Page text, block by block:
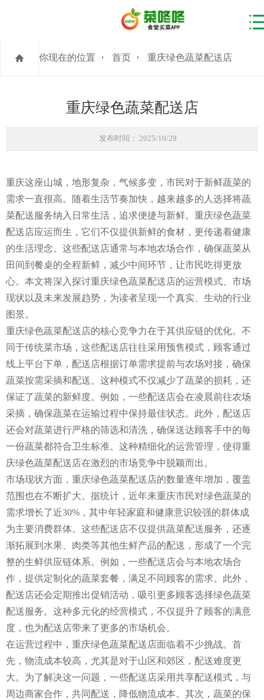
你现在的位置 首页 重庆绿色蔬菜配送店
重庆绿色蔬菜配送店
发布时间： 2025/10/29
重庆这座山城，地形复杂，气候多变，市民对于新鲜蔬菜的
需求一直很高。随着生活节奏加快，越来越多的人选择将蔬
菜配送服务纳入日常生活，追求便捷与新鲜。重庆绿色蔬菜
配送店应运而生，它们不仅提供新鲜的食材，更传递着健康
的生活理念。这些配送店通常与本地农场合作，确保蔬菜从
田间到餐桌的全程新鲜，减少中间环节，让市民吃得更放
心。本文将深入探讨重庆绿色蔬菜配送店的运营模式、市场
现状以及未来发展趋势，为读者呈现一个真实、生动的行业
图景。
重庆绿色蔬菜配送店的核心竞争力在于其供应链的优化。不
同于传统菜市场，这些配送店往往采用预售模式，顾客通过
线上平台下单，配送店根据订单需求提前与农场对接，确保
蔬菜按需采摘和配送。这种模式不仅减少了蔬菜的损耗，还
保证了蔬菜的新鲜度。例如，一些配送店会在凌晨前往农场
采摘，确保蔬菜在运输过程中保持最佳状态。此外，配送店
还会对蔬菜进行严格的筛选和清洗，确保送达顾客手中的每
一份蔬菜都符合卫生标准。这种精细化的运营管理，使得重
庆绿色蔬菜配送店在激烈的市场竞争中脱颖而出。
市场现状方面，重庆绿色蔬菜配送店的数量逐年增加，覆盖
范围也在不断扩大。据统计，近年来重庆市民对绿色蔬菜的
需求增长了近30%，其中年轻家庭和健康意识较强的群体成
为主要消费群体。这些配送店不仅提供蔬菜配送服务，还逐
渐拓展到水果、肉类等其他生鲜产品的配送，形成了一个完
整的生鲜供应链体系。例如，一些配送店会与本地农场合
作，提供定制化的蔬菜套餐，满足不同顾客的需求。此外，
配送店还会定期推出促销活动，吸引更多顾客选择绿色蔬菜
配送服务。这种多元化的经营模式，不仅提升了顾客的满意
度，也为配送店带来了更多的市场机会。
在运营过程中，重庆绿色蔬菜配送店面临着不少挑战。首
先，物流成本较高，尤其是对于山区和郊区，配送难度更
大。为了解决这一问题，一些配送店采用共享配送模式，与
周边商家合作，共同配送，降低物流成本。其次，蔬菜的保